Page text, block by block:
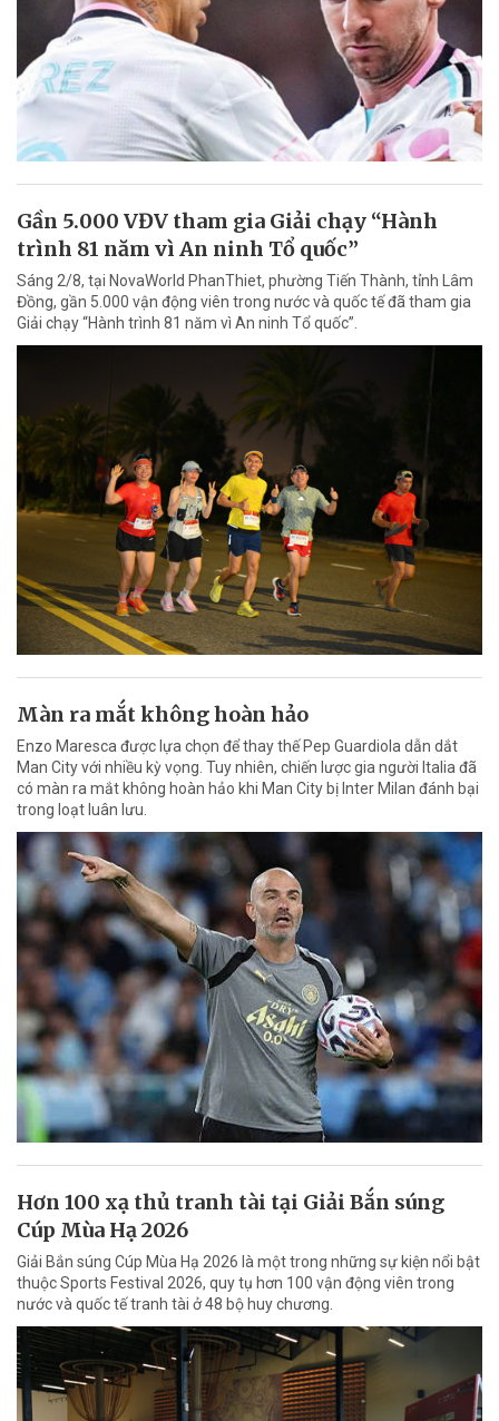
Gần 5.000 VĐV tham gia Giải chạy “Hành
trình 81 năm vì An ninh Tổ quốc”
Sáng 2/8, tại NovaWorld PhanThiet, phường Tiến Thành, tỉnh Lâm
Đồng, gần 5.000 vận động viên trong nước và quốc tế đã tham gia
Giải chạy “Hành trình 81 năm vì An ninh Tổ quốc”.
Màn ra mắt không hoàn hảo
Enzo Maresca được lựa chọn để thay thế Pep Guardiola dẫn dắt
Man City với nhiều kỳ vọng. Tuy nhiên, chiến lược gia người Italia đã
có màn ra mắt không hoàn hảo khi Man City bị Inter Milan đánh bại
trong loạt luân lưu.
Hơn 100 xạ thủ tranh tài tại Giải Bắn súng
Cúp Mùa Hạ 2026
Giải Bắn súng Cúp Mùa Hạ 2026 là một trong những sự kiện nổi bật
thuộc Sports Festival 2026, quy tụ hơn 100 vận động viên trong
nước và quốc tế tranh tài ở 48 bộ huy chương.